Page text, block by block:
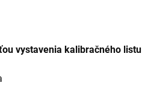
vystavenia kalibračného listu